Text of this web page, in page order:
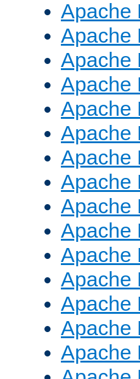
Apache
Apache
Apache
Apache
Apache
Apache
Apache
Apache
Apache
Apache
Apache
Apache
Apache
Apache
Apache